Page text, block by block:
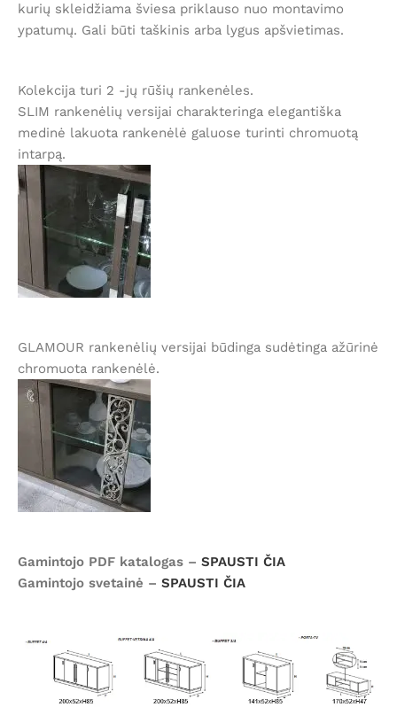
kurių skleidžiama šviesa priklauso nuo montavimo
ypatumų. Gali būti taškinis arba lygus apšvietimas.
Kolekcija turi 2 -jų rūšių rankenėles.
SLIM rankenėlių versijai charakteringa elegantiška
medinė lakuota rankenėlė galuose turinti chromuotą
intarpą.
GLAMOUR rankenėlių versijai būdinga sudėtinga ažūrinė
chromuota rankenėlė.
Gamintojo PDF katalogas – SPAUSTI ČIA
Gamintojo svetainė – SPAUSTI ČIA